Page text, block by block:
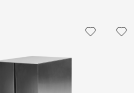
политикой